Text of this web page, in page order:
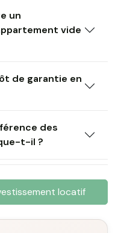
un
vide
de garantie en
des
t-il ?
locatif